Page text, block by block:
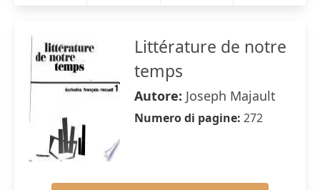
Littérature de notre
temps
Autore: Joseph Majault
Numero di pagine: 272